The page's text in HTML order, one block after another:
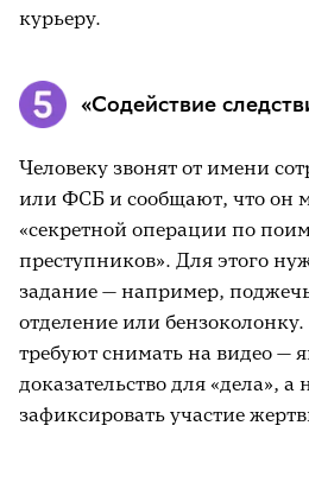
курьеру.
«Содействие
Человеку звонят от имени
или ФСБ и сообщают, что он
«секретной операции по
преступников». Для этого
задание — например,
отделение или
требуют снимать на видео —
доказательство для «дела»,
зафиксировать участие